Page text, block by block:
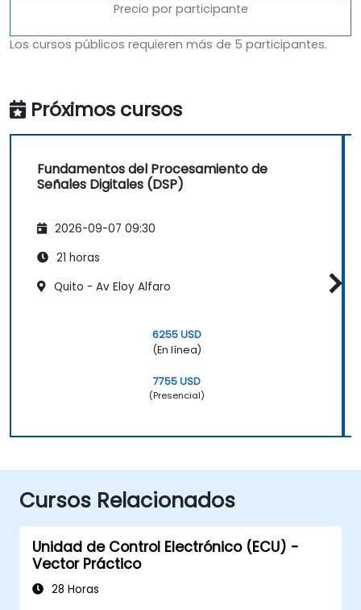
Precio por participante
Los cursos públicos requieren más de 5 participantes.
Próximos cursos
Fundamentos del Procesamiento de
Señales Digitales (DSP)
2026-09-07 09:30
21 horas
Quito - Av Eloy Alfaro
6255 USD
(En línea)
7755 USD
(Presencial)
Cursos Relacionados
Unidad de Control Electrónico (ECU) -
Vector Práctico
28 Horas